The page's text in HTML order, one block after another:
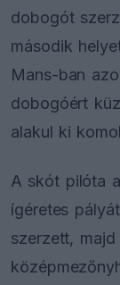
dobogót
második
Mans-ban
dobogóért
alakul ki
A skót pilóta
ígéretes
szerzett,